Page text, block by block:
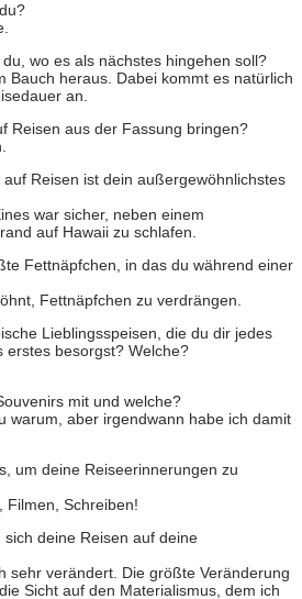
wo es als nächstes hingehen soll?
Bauch heraus. Dabei kommt es natürlich
an.
Reisen aus der Fassung bringen?
Reisen ist dein außergewöhnlichstes
war sicher, neben einem
auf Hawaii zu schlafen.
Fettnäpfchen, in das du während einer
Fettnäpfchen zu verdrängen.
Lieblingsspeisen, die du dir jedes
erstes besorgst? Welche?
mit und welche?
warum, aber irgendwann habe ich damit
um deine Reiseerinnerungen zu
Filmen, Schreiben!
sich deine Reisen auf deine
sehr verändert. Die größte Veränderung
Sicht auf den Materialismus, dem ich